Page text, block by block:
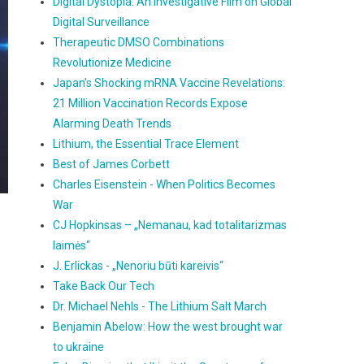
Digital Surveillance
Therapeutic DMSO Combinations
Revolutionize Medicine
Japan’s Shocking mRNA Vaccine Revelations:
21 Million Vaccination Records Expose
Alarming Death Trends
Lithium, the Essential Trace Element
Best of James Corbett
Charles Eisenstein - When Politics Becomes
War
CJ Hopkinsas – „Nemanau, kad totalitarizmas
laimės“
J. Erlickas - „Nenoriu būti kareivis“
Take Back Our Tech
Dr. Michael Nehls - The Lithium Salt March
Benjamin Abelow: How the west brought war
to ukraine